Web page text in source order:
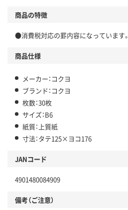
商品の特徴
●消費税対応の罫内容になっています。
商品仕様
メーカー：コクヨ
ブランド：コクヨ
枚数：30枚
サイズ：B6
紙質：上質紙
寸法：タテ125×ヨコ176
JANコード
4901480084909
備考（ご注意）